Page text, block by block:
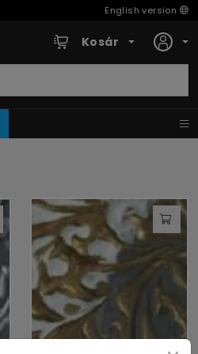
English version
Kosár